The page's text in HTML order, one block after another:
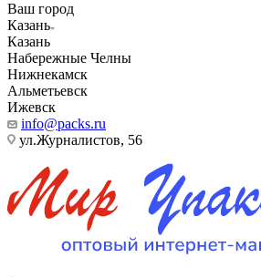
Ваш город
Казань
Казань
Набережные Челны
Нижнекамск
Альметьевск
Ижевск
info@packs.ru
ул.Журналистов, 56